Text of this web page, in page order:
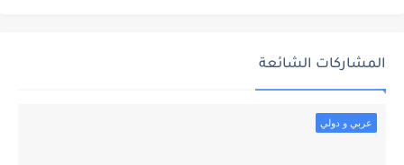
المشاركات الشائعة
عربي و دولي